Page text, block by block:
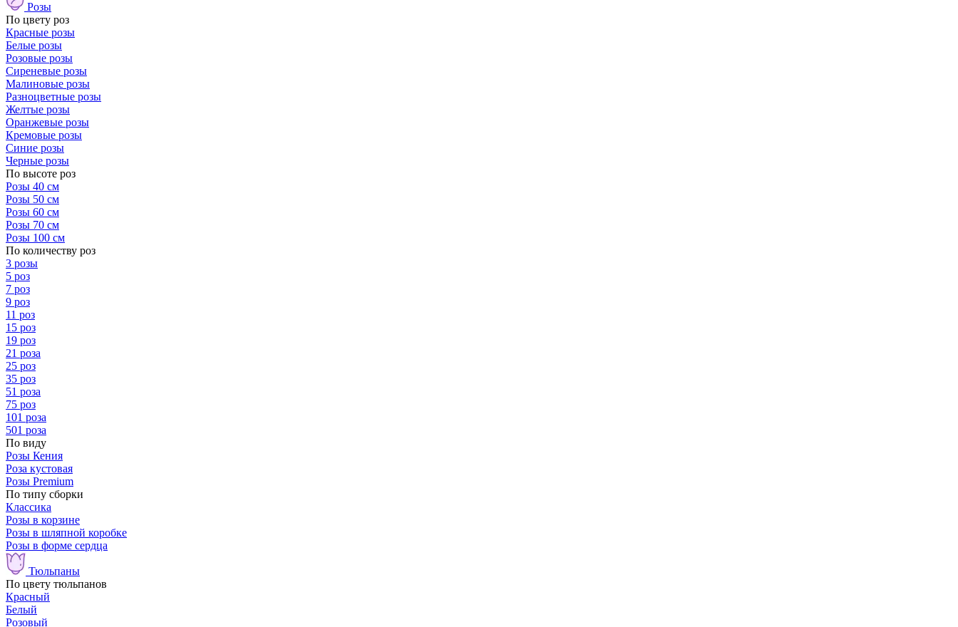
Розы
По цвету роз
Красные розы
Белые розы
Розовые розы
Сиреневые розы
Малиновые розы
Разноцветные розы
Желтые розы
Оранжевые розы
Кремовые розы
Синие розы
Черные розы
По высоте роз
Розы 40 см
Розы 50 см
Розы 60 см
Розы 70 см
Розы 100 см
По количеству роз
3 розы
5 роз
7 роз
9 роз
11 роз
15 роз
19 роз
21 роза
25 роз
35 роз
51 роза
75 роз
101 роза
501 роза
По виду
Розы Кения
Роза кустовая
Розы Premium
По типу сборки
Классика
Розы в корзине
Розы в шляпной коробке
Розы в форме сердца
Тюльпаны
По цвету тюльпанов
Красный
Белый
Розовый